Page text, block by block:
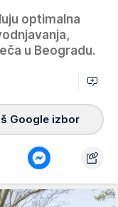
optimalna
u Beogradu.
Google izbor